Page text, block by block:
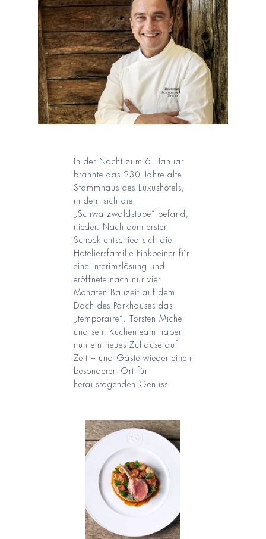
In der Nacht zum 6. Januar
brannte das 230 Jahre alte
Stammhaus des Luxushotels,
in dem sich die
„Schwarzwaldstube“ befand,
nieder. Nach dem ersten
Schock entschied sich die
Hoteliersfamilie Finkbeiner für
eine Interimslösung und
eröffnete nach nur vier
Monaten Bauzeit auf dem
Dach des Parkhauses das
„temporaire“. Torsten Michel
und sein Küchenteam haben
nun ein neues Zuhause auf
Zeit – und Gäste wieder einen
besonderen Ort für
herausragenden Genuss.